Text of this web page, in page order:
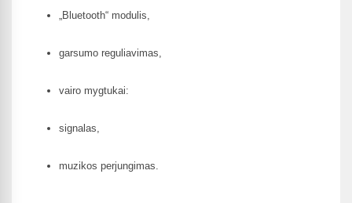
„Bluetooth“ modulis,
garsumo reguliavimas,
vairo mygtukai:
signalas,
muzikos perjungimas.